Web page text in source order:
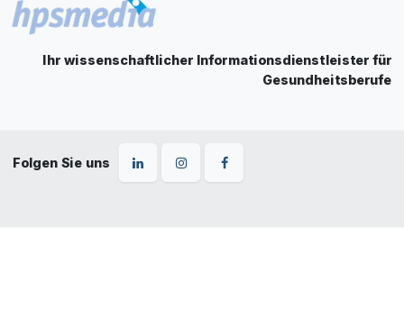
Ihr wissenschaftlicher Informationsdienstleister für
Gesundheitsberufe
Folgen Sie uns